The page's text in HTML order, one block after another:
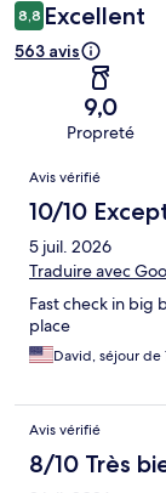
8,8 Excellent
563 avis
9,0
Propreté
Avis
Avis vérifié
10/10
5 juil. 2026
Traduire avec
Fast check in big
place
David, séjour de
Avis vérifié
8/10 Très